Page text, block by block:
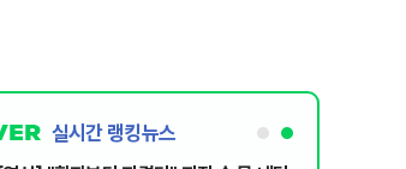
실시간 랭킹뉴스